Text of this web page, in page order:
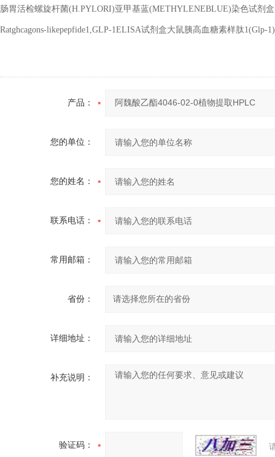
肠胃活检螺旋杆菌(H.PYLORI)亚甲基蓝(METHYLENEBLUE)染色试剂盒
Ratghcagons-likepepfide1,GLP-1ELISA试剂盒大鼠胰高血糖素样肽1(Glp-
产品：
您的单位：
您的姓名：
联系电话：
常用邮箱：
省份：
详细地址：
补充说明：
验证码：